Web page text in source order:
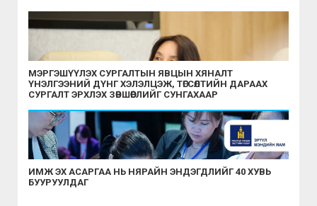
МЭРГЭШҮҮЛЭХ СУРГАЛТЫН ЯВЦЫН ХЯНАЛТ
ҮНЭЛГЭЭНИЙ ДҮНГ ХЭЛЭЛЦЭЖ, ТӨГСӨЛТИЙН ДАРААХ
СУРГАЛТ ЭРХЛЭХ ЗӨВШӨӨРЛИЙГ СУНГАХААР
ИМЖ ЭХ АСАРГАА НЬ НЯРАЙН ЭНДЭГДЛИЙГ 40 ХУВЬ
БУУРУУЛДАГ